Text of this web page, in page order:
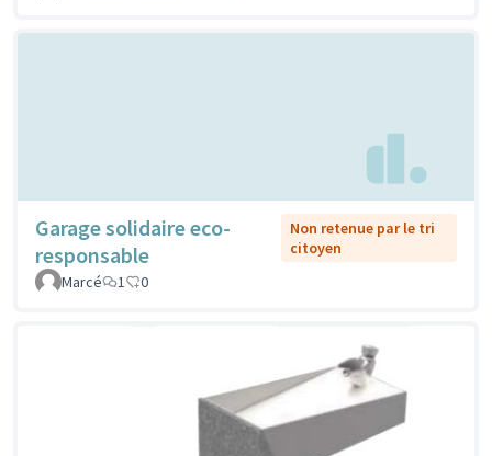
Garage solidaire eco-
responsable
Non retenue par le tri
citoyen
Marcé
1 0